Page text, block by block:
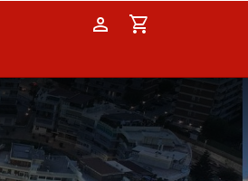
person shopping_cart